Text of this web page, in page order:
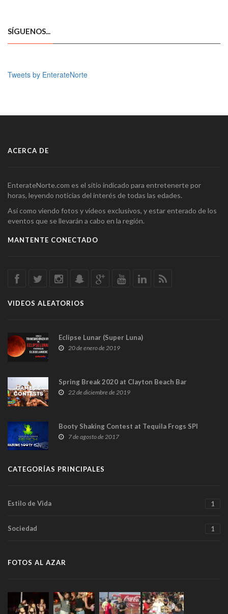
SÍGUENOS...
Tweets by EnterateNorte
ACERCA DE
EnterateNorte.com es el sitio indicado para entretenerte por
horas, leyendo noticias del interés de todas las edades.
Así como viendo fotos y videos exclusivos, y estar enterado de los
eventos que se llevarán a cabo en la región.
MANTENTE CONECTADO
VIDEOS ALEATORIOS
Eclipse Lunar (Super Luna)
20 de enero de 2019
Spring Break 2020 at Clayton Beach Bar
22 de diciembre de 2019
Booty Shaking Contest at Tequila Frogs SPI
7 de agosto de 2017
CATEGORÍAS PRINCIPALES
Estilo de Vida 1
Sociedad 1
FOTOS AL AZAR